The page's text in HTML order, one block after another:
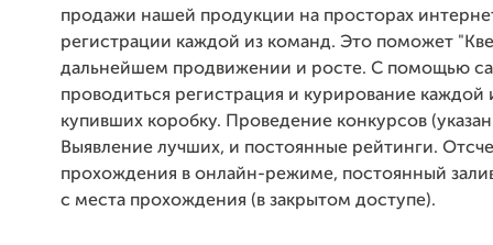
продажи нашей продукции на просторах
регистрации каждой из команд. Это поможет
дальнейшем продвижении и росте. С помощью
проводиться регистрация и курирование каждой
купивших коробку. Проведение конкурсов
Выявление лучших, и постоянные рейтинги.
прохождения в онлайн-режиме, постоянный
с места прохождения (в закрытом доступе).